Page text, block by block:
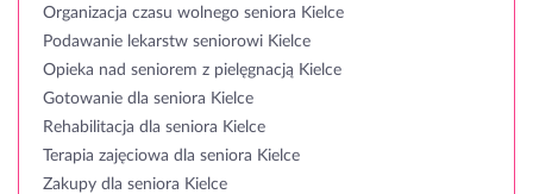
Organizacja czasu wolnego seniora Kielce
Podawanie lekarstw seniorowi Kielce
Opieka nad seniorem z pielęgnacją Kielce
Gotowanie dla seniora Kielce
Rehabilitacja dla seniora Kielce
Terapia zajęciowa dla seniora Kielce
Zakupy dla seniora Kielce